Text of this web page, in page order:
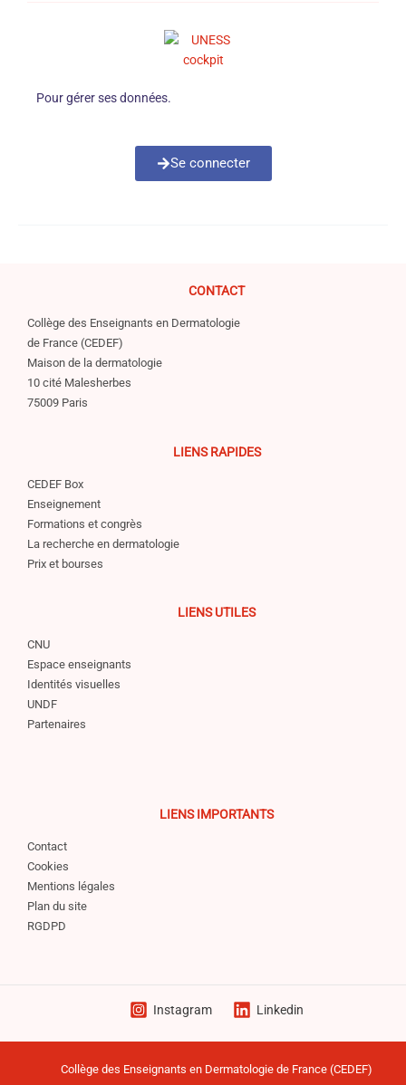
Pour gérer ses données.
Se connecter
CONTACT
Collège des Enseignants en Dermatologie
de France (CEDEF)
Maison de la dermatologie
10 cité Malesherbes
75009 Paris
LIENS RAPIDES
CEDEF Box
Enseignement
Formations et congrès
La recherche en dermatologie
Prix et bourses
LIENS UTILES
CNU
Espace enseignants
Identités visuelles
UNDF
Partenaires
LIENS IMPORTANTS
Contact
Cookies
Mentions légales
Plan du site
RGDPD
Instagram Linkedin
Collège des Enseignants en Dermatologie de France (CEDEF)